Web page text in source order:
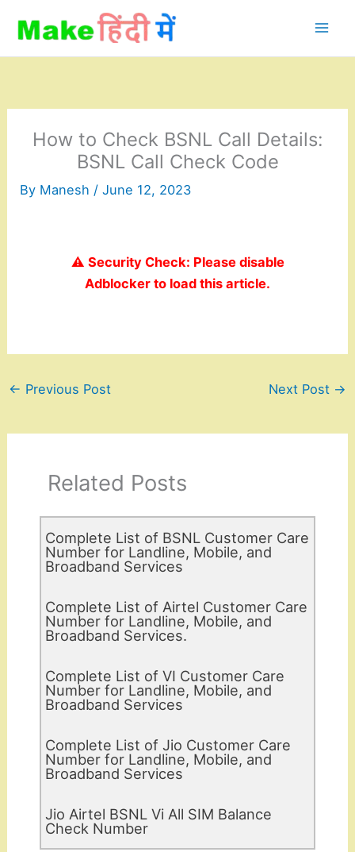
content
How to Check BSNL Call Details:
BSNL Call Check Code
By Manesh /June 12, 2023
⚠️ Security Check: Please disable
Adblocker to load this article.
← Previous Post Next Post →
Related Posts
Complete List of BSNL Customer Care
Number for Landline, Mobile, and
Broadband Services
Complete List of Airtel Customer Care
Number for Landline, Mobile, and
Broadband Services.
Complete List of VI Customer Care
Number for Landline, Mobile, and
Broadband Services
Complete List of Jio Customer Care
Number for Landline, Mobile, and
Broadband Services
Jio Airtel BSNL Vi All SIM Balance
Check Number